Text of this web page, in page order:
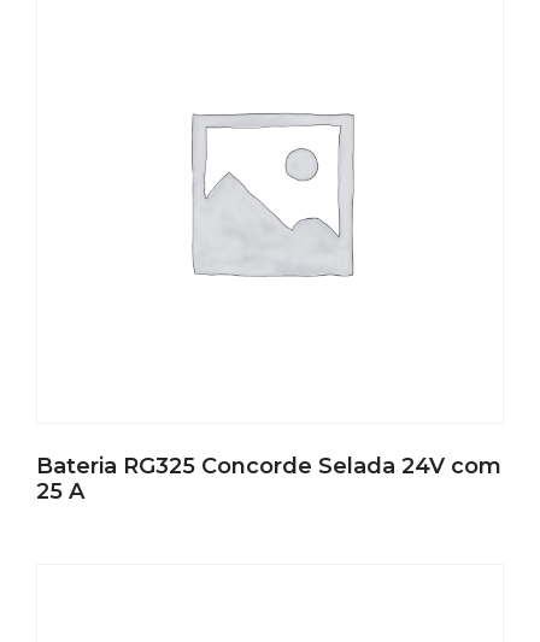
Bateria RG325 Concorde Selada 24V com
25 A